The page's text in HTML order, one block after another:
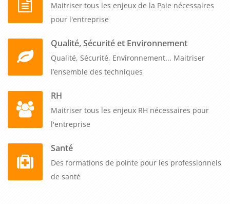
Maitriser tous les enjeux de la Paie nécessaires
pour l'entreprise
Qualité, Sécurité et Environnement
Qualité, Sécurité, Environnement... Maitriser
l’ensemble des techniques
RH
Maitriser tous les enjeux RH nécessaires pour
l'entreprise
Santé
Des formations de pointe pour les professionnels
de santé